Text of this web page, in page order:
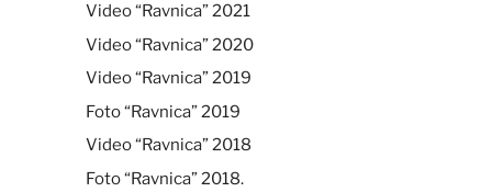
Video “Ravnica” 2021
Video “Ravnica” 2020
Video “Ravnica” 2019
Foto “Ravnica” 2019
Video “Ravnica” 2018
Foto “Ravnica” 2018.